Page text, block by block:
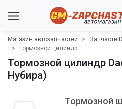
Магазин автозапчастей Запчасти
Тормозной цилиндр
Тормозной цилиндр
Нубира)
Тормозной